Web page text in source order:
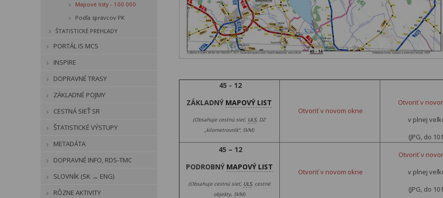
45 - 12
ZÁKLADNÝ MAPOVÝ LIST
(Obsahuje cestnú sieť, ULS, DZ
„kilometrovník“, SVM)
Otvoriť v novom okne
Otvoriť v
v plnej
(JPG, do 10
45 – 12
PODROBNÝ MAPOVÝ LIST
(Obsahuje cestnú sieť, ULS, cestné
objekty, SVM)
Otvoriť v novom okne
Otvoriť v
v plnej
(JPG, do 10
Mapové listy - 100 000
Podľa správcov PK
ŠTATISTICKÉ PREHĽADY
PORTÁL IS MCS
INSPIRE
DOPRAVNÉ TRASY
ZÁKLADNÉ POJMY
CESTNÁ SIEŤ SR
ŠTATISTICKÉ VÝSTUPY
METADÁTA
DOPRAVNÉ INFO, RDS-TMC
SLOVNÍK (SK → ENG)
RÔZNE AKTIVITY